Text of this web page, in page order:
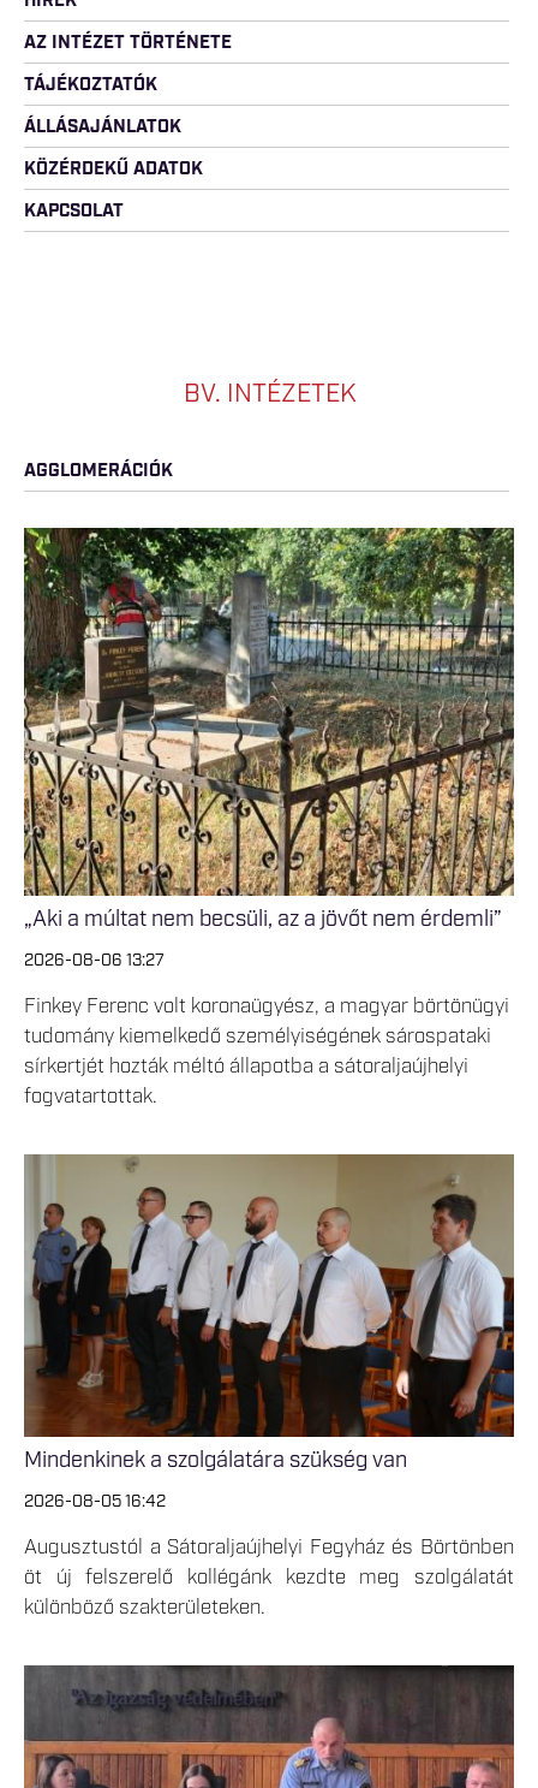
AZ INTÉZET TÖRTÉNETE
TÁJÉKOZTATÓK
ÁLLÁSAJÁNLATOK
KÖZÉRDEKŰ ADATOK
KAPCSOLAT
BV. INTÉZETEK
AGGLOMERÁCIÓK
„Aki a múltat nem becsüli, az a jövőt nem érdemli”
2026-08-06 13:27
Finkey Ferenc volt koronaügyész, a magyar börtönügyi
tudomány kiemelkedő személyiségének sárospataki
sírkertjét hozták méltó állapotba a sátoraljaújhelyi
fogvatartottak.
Mindenkinek a szolgálatára szükség van
2026-08-05 16:42
Augusztustól a Sátoraljaújhelyi Fegyház és Börtönben
öt új felszerelő kollégánk kezdte meg szolgálatát
különböző szakterületeken.